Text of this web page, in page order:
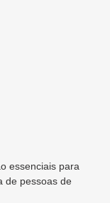
essenciais para
de pessoas de